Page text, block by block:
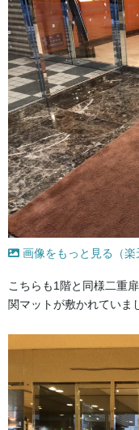
画像をもっと見る（楽
こちらも1階と同様二重
関マットが敷かれていま